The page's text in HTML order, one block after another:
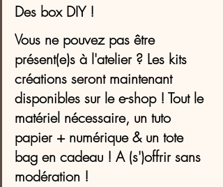
Des box DIY !
Vous ne pouvez pas être
présent(e)s à l'atelier ? Les kits
créations seront maintenant
disponibles sur le e-shop ! Tout le
matériel nécessaire, un tuto
papier + numérique & un tote
bag en cadeau ! A (s')offrir sans
modération !